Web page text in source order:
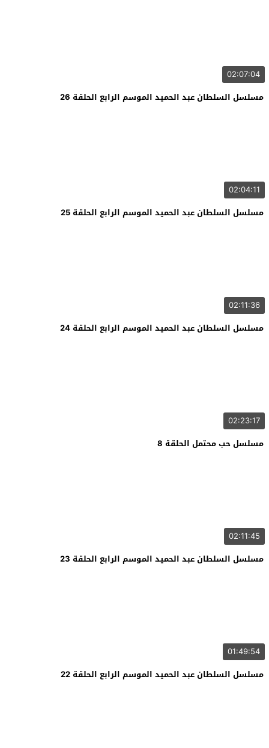
02:07:04
مسلسل السلطان عبد الحميد الموسم الرابع الحلقة 26
02:04:11
مسلسل السلطان عبد الحميد الموسم الرابع الحلقة 25
02:11:36
مسلسل السلطان عبد الحميد الموسم الرابع الحلقة 24
02:23:17
مسلسل حب محتمل الحلقة 8
02:11:45
مسلسل السلطان عبد الحميد الموسم الرابع الحلقة 23
01:49:54
مسلسل السلطان عبد الحميد الموسم الرابع الحلقة 22